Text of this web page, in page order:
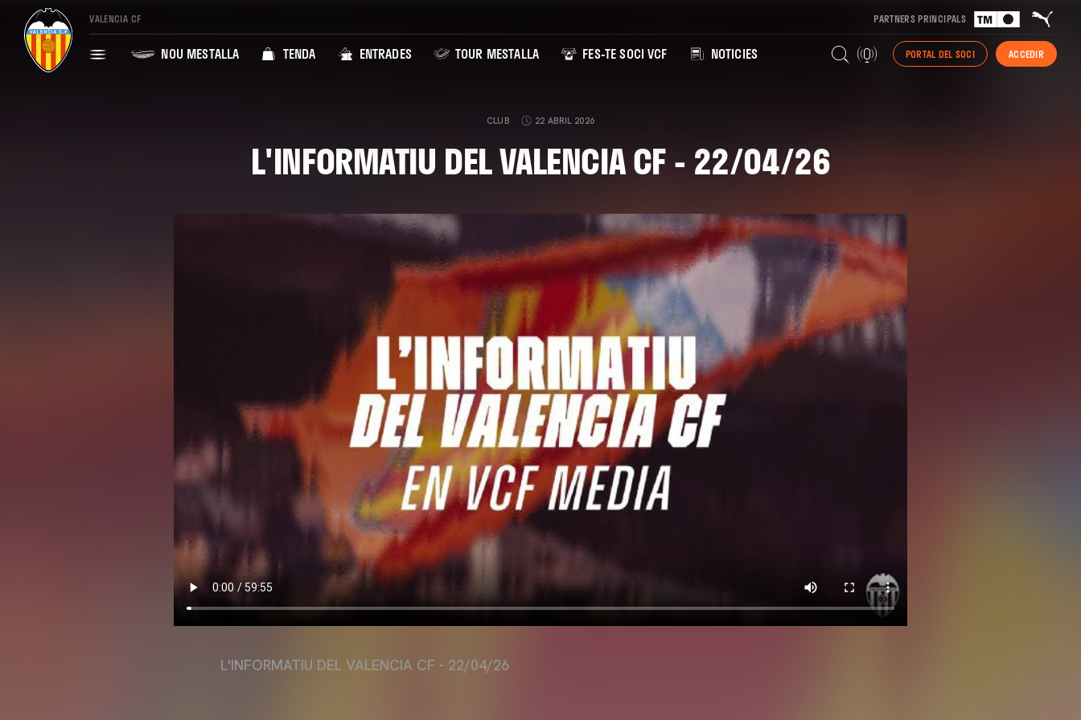
VALENCIA CF PARTNERS PRINCIPALS
NOU MESTALLA TENDA ENTRADES TOUR MESTALLA FES-TE SOCI VCF NOTICIES PORTAL DEL SOCI ACCEDIR
CLUB 22 ABRIL 2026
L'INFORMATIU DEL VALENCIA CF - 22/04/26
L'INFORMATIU DEL VALENCIA CF - 22/04/26